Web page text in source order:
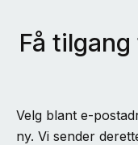
Få
Velg blant e-
ny. Vi sender